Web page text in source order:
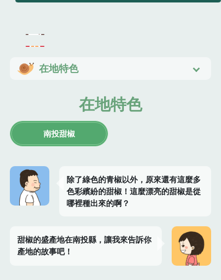
在地特色
在地特色
南投甜椒
除了綠色的青椒以外，原來還有這麼多
色彩繽紛的甜椒！這麼漂亮的甜椒是從
哪裡種出來的啊？
甜椒的盛產地在南投縣，讓我來告訴你
產地的故事吧！